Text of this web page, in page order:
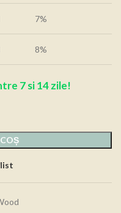
7%
8%
7 si 14 zile!